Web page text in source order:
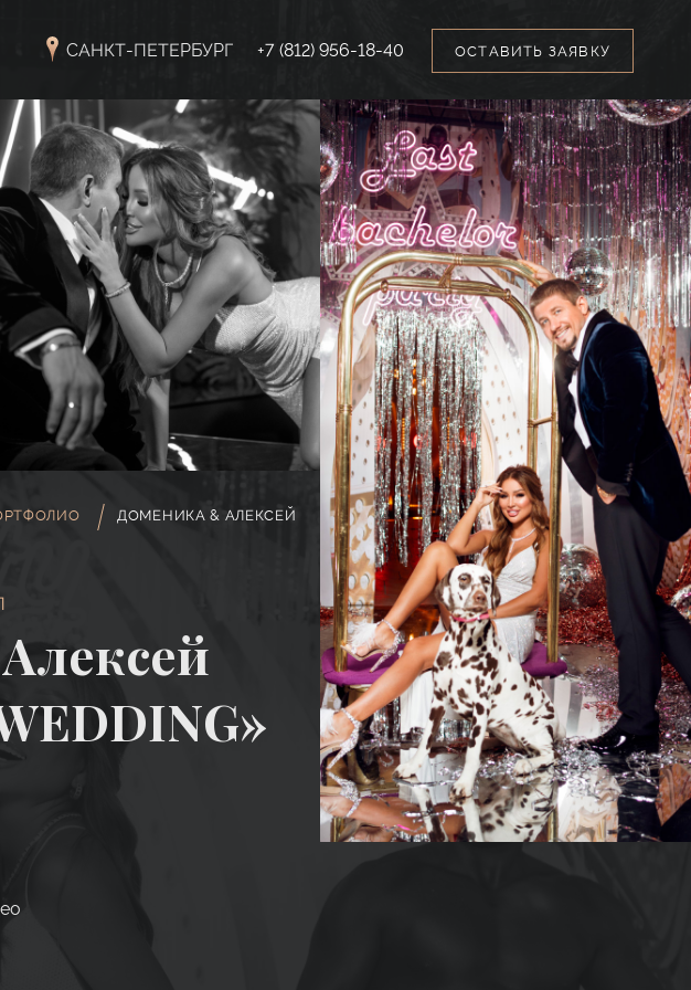
САНКТ-ПЕТЕРБУРГ +7 (812) 956-18-40 ОСТАВИТЬ ЗАЯВКУ
ДОМЕНИКА & АЛЕКСЕЙ